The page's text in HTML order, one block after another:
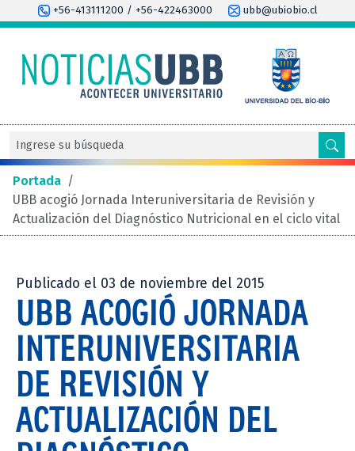
+56-413111200 / +56-422463000 ubb@ubiobio.cl
Portada /
UBB acogió Jornada Interuniversitaria de Revisión y
Actualización del Diagnóstico Nutricional en el ciclo vital
Publicado el 03 de noviembre del 2015
UBB ACOGIÓ JORNADA
INTERUNIVERSITARIA
DE REVISIÓN Y
ACTUALIZACIÓN DEL